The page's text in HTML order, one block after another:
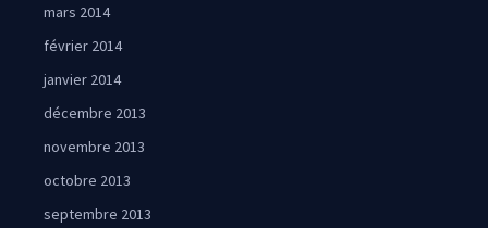
mars 2014
février 2014
janvier 2014
décembre 2013
novembre 2013
octobre 2013
septembre 2013